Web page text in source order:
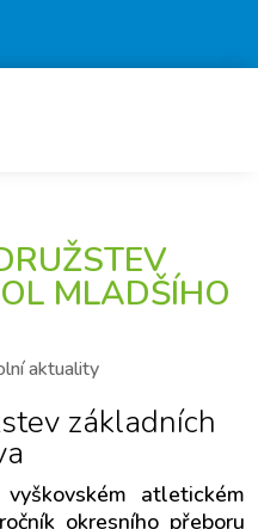
MLADŠÍHO
aktuality
základních
atletickém
okresního přeboru